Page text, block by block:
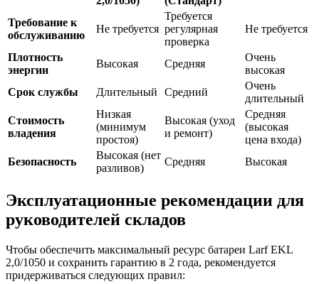
Требование к
обслуживанию
Не требуется
Требуется
регулярная
проверка
Не требуется
Плотность
энергии
Высокая Средняя
Очень
высокая
Срок службы
Длительный Средний
Очень
длительный
Стоимость
владения
Низкая
(минимум
простоя)
Высокая (уход
и ремонт)
Средняя
(высокая
цена входа)
Безопасность
Высокая (нет
разливов)
Средняя Высокая
Эксплуатационные рекомендации для
руководителей складов
Чтобы обеспечить максимальный ресурс батареи Larf EKL
2,0/1050 и сохранить гарантию в 2 года, рекомендуется
придерживаться следующих правил: